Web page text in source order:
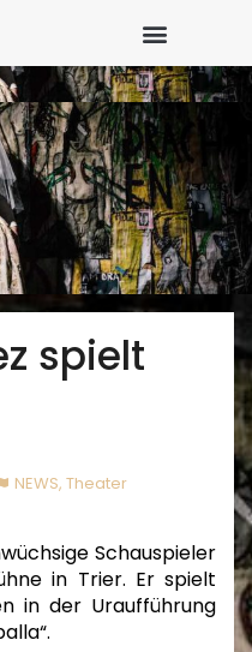
spielt
NEWS, Theater
Schauspieler
in Trier. Er spielt
in der Uraufführung